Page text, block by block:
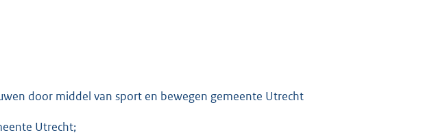
door middel van sport en bewegen gemeente Utrecht
Utrecht;